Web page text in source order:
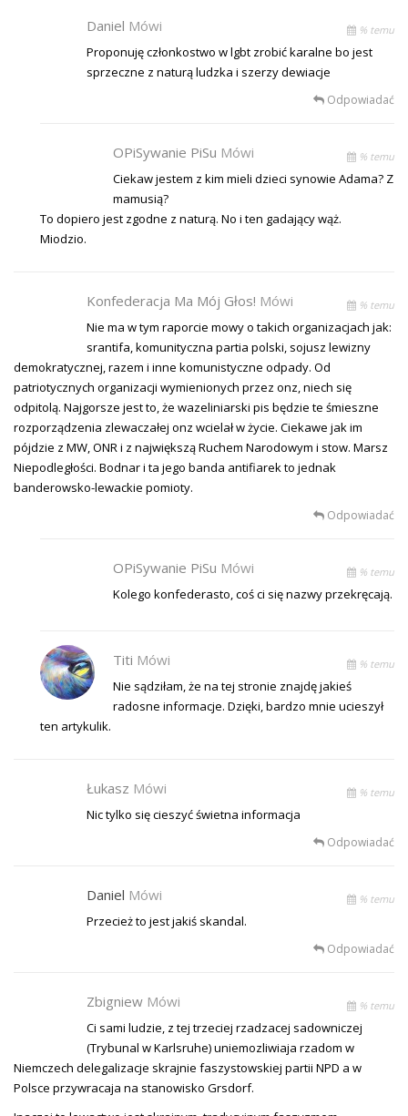
Daniel Mówi % temu
Proponuję członkostwo w lgbt zrobić karalne bo jest
sprzeczne z naturą ludzka i szerzy dewiacje
Odpowiadać
OPiSywanie PiSu Mówi % temu
Ciekaw jestem z kim mieli dzieci synowie Adama? Z
mamusią?
To dopiero jest zgodne z naturą. No i ten gadający wąż.
Miodzio.
Konfederacja Ma Mój Głos! Mówi % temu
Nie ma w tym raporcie mowy o takich organizacjach jak:
srantifa, komunityczna partia polski, sojusz lewizny
demokratycznej, razem i inne komunistyczne odpady. Od
patriotycznych organizacji wymienionych przez onz, niech się
odpitolą. Najgorsze jest to, że wazeliniarski pis będzie te śmieszne
rozporządzenia zlewaczałej onz wcielał w życie. Ciekawe jak im
pójdzie z MW, ONR i z największą Ruchem Narodowym i stow. Marsz
Niepodległości. Bodnar i ta jego banda antifiarek to jednak
banderowsko-lewackie pomioty.
Odpowiadać
OPiSywanie PiSu Mówi % temu
Kolego konfederasto, coś ci się nazwy przekręcają.
Titi Mówi % temu
Nie sądziłam, że na tej stronie znajdę jakieś
radosne informacje. Dzięki, bardzo mnie ucieszył
ten artykulik.
Łukasz Mówi % temu
Nic tylko się cieszyć świetna informacja
Odpowiadać
Daniel Mówi % temu
Przecież to jest jakiś skandal.
Odpowiadać
Zbigniew Mówi % temu
Ci sami ludzie, z tej trzeciej rzadzacej sadowniczej
(Trybunal w Karlsruhe) uniemozliwiaja rzadom w
Niemczech delegalizacje skrajnie faszystowskiej partii NPD a w
Polsce przywracaja na stanowisko Grsdorf.